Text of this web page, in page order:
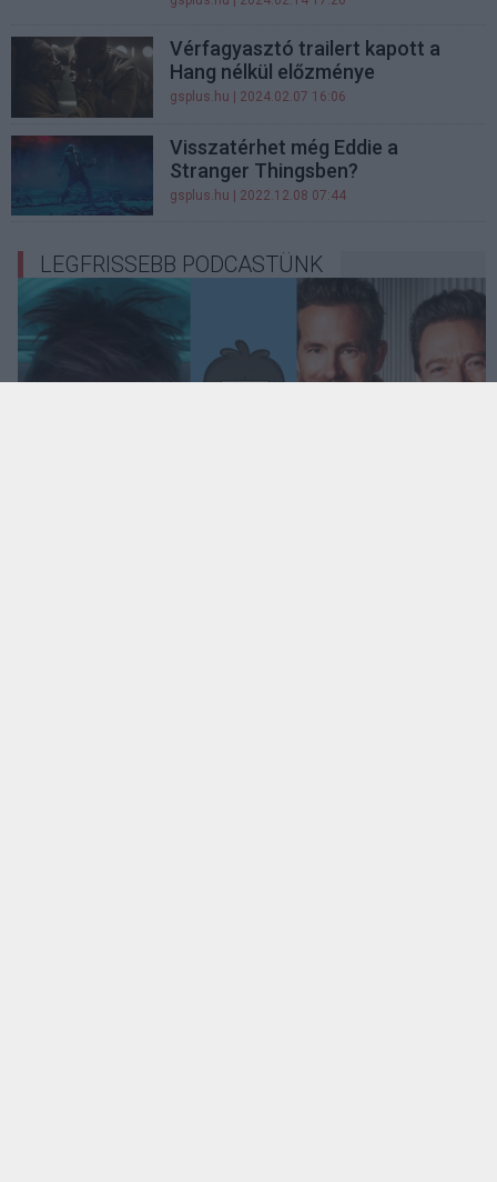
Vérfagyasztó trailert kapott a
Hang nélkül előzménye
gsplus.hu | 2024.02.07 16:06
Visszatérhet még Eddie a
Stranger Thingsben?
gsplus.hu | 2022.12.08 07:44
LEGFRISSEBB PODCASTÜNK